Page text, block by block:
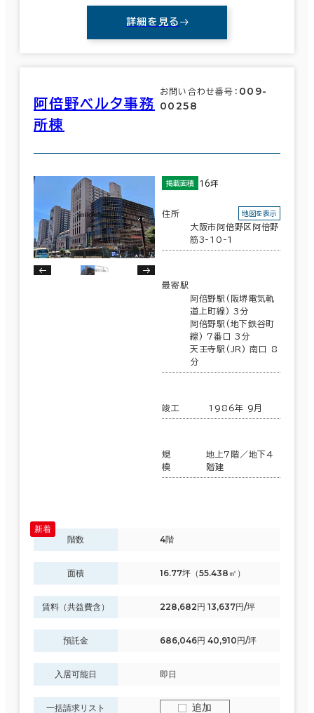
詳細を見る
阿倍野ベルタ事務
所棟
お問い合わせ番号： 009-
00258
掲載面積 16坪
住所
大阪市阿倍野区阿倍野
筋3-10-1
地図を表示
最寄駅
阿倍野駅(阪堺電気軌
道上町線) 3分
阿倍野駅(地下鉄谷町
線) 7番口 3分
天王寺駅(JR) 南口 8
分
竣工 1986年 9月
規
模
地上7階／地下4
階建
階数 4階
面積 16.77坪（55.438㎡）
賃料（共益費含） 228,682円 13,637円/坪
預託金 686,046円 40,910円/坪
入居可能日 即日
一括請求リスト 追加
滋賀県
京都府
大阪府 (1,902)
兵庫県
奈良県
条件で絞り込む
坪数 人数
～
複数フロアを含む
賃料選択（共益費含）
入居可能時期
即入居可能
６か月以内